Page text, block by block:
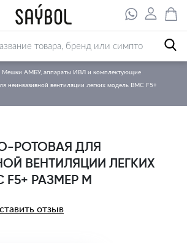
Мешки АМБУ, аппараты ИВЛ и комплектующие
неинвазивной вентиляции легких модель BMC F5+
РОТОВАЯ ДЛЯ
ВЕНТИЛЯЦИИ ЛЕГКИХ
F5+ РАЗМЕР M
отзыв